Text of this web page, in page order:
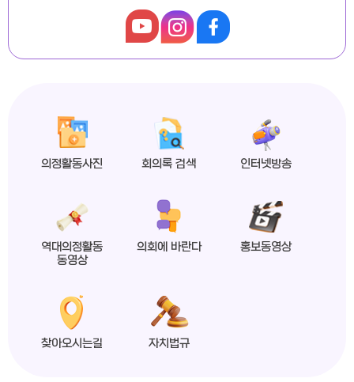
익산시의회, 제279회 임시회 폐회
익산시의회 상임위원회 ‘현장 속으로!’
익산시의회, 제279회 임시회 개회
의정활동사진 회의록 검색 인터넷방송
역대의정활동
동영상
의회에 바란다 홍보동영상
찾아오시는길 자치법규